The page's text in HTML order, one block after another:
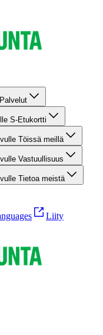
S-Etukortti
Töissä meillä
Vastuullisuus
Tietoa meistä
Liity